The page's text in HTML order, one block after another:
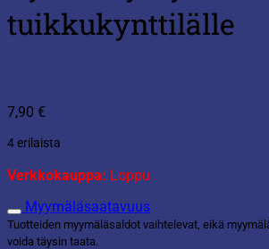
tuikkukynttilälle
7,90 €
4 erilaista
Verkkokauppa: Loppu
Myymäläsaatavuus
Tuotteiden myymäläsaldot vaihtelevat, eikä
voida täysin taata.